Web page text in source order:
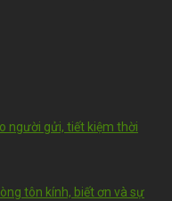
người gửi, tiết kiệm thời
tôn kính, biết ơn và sự